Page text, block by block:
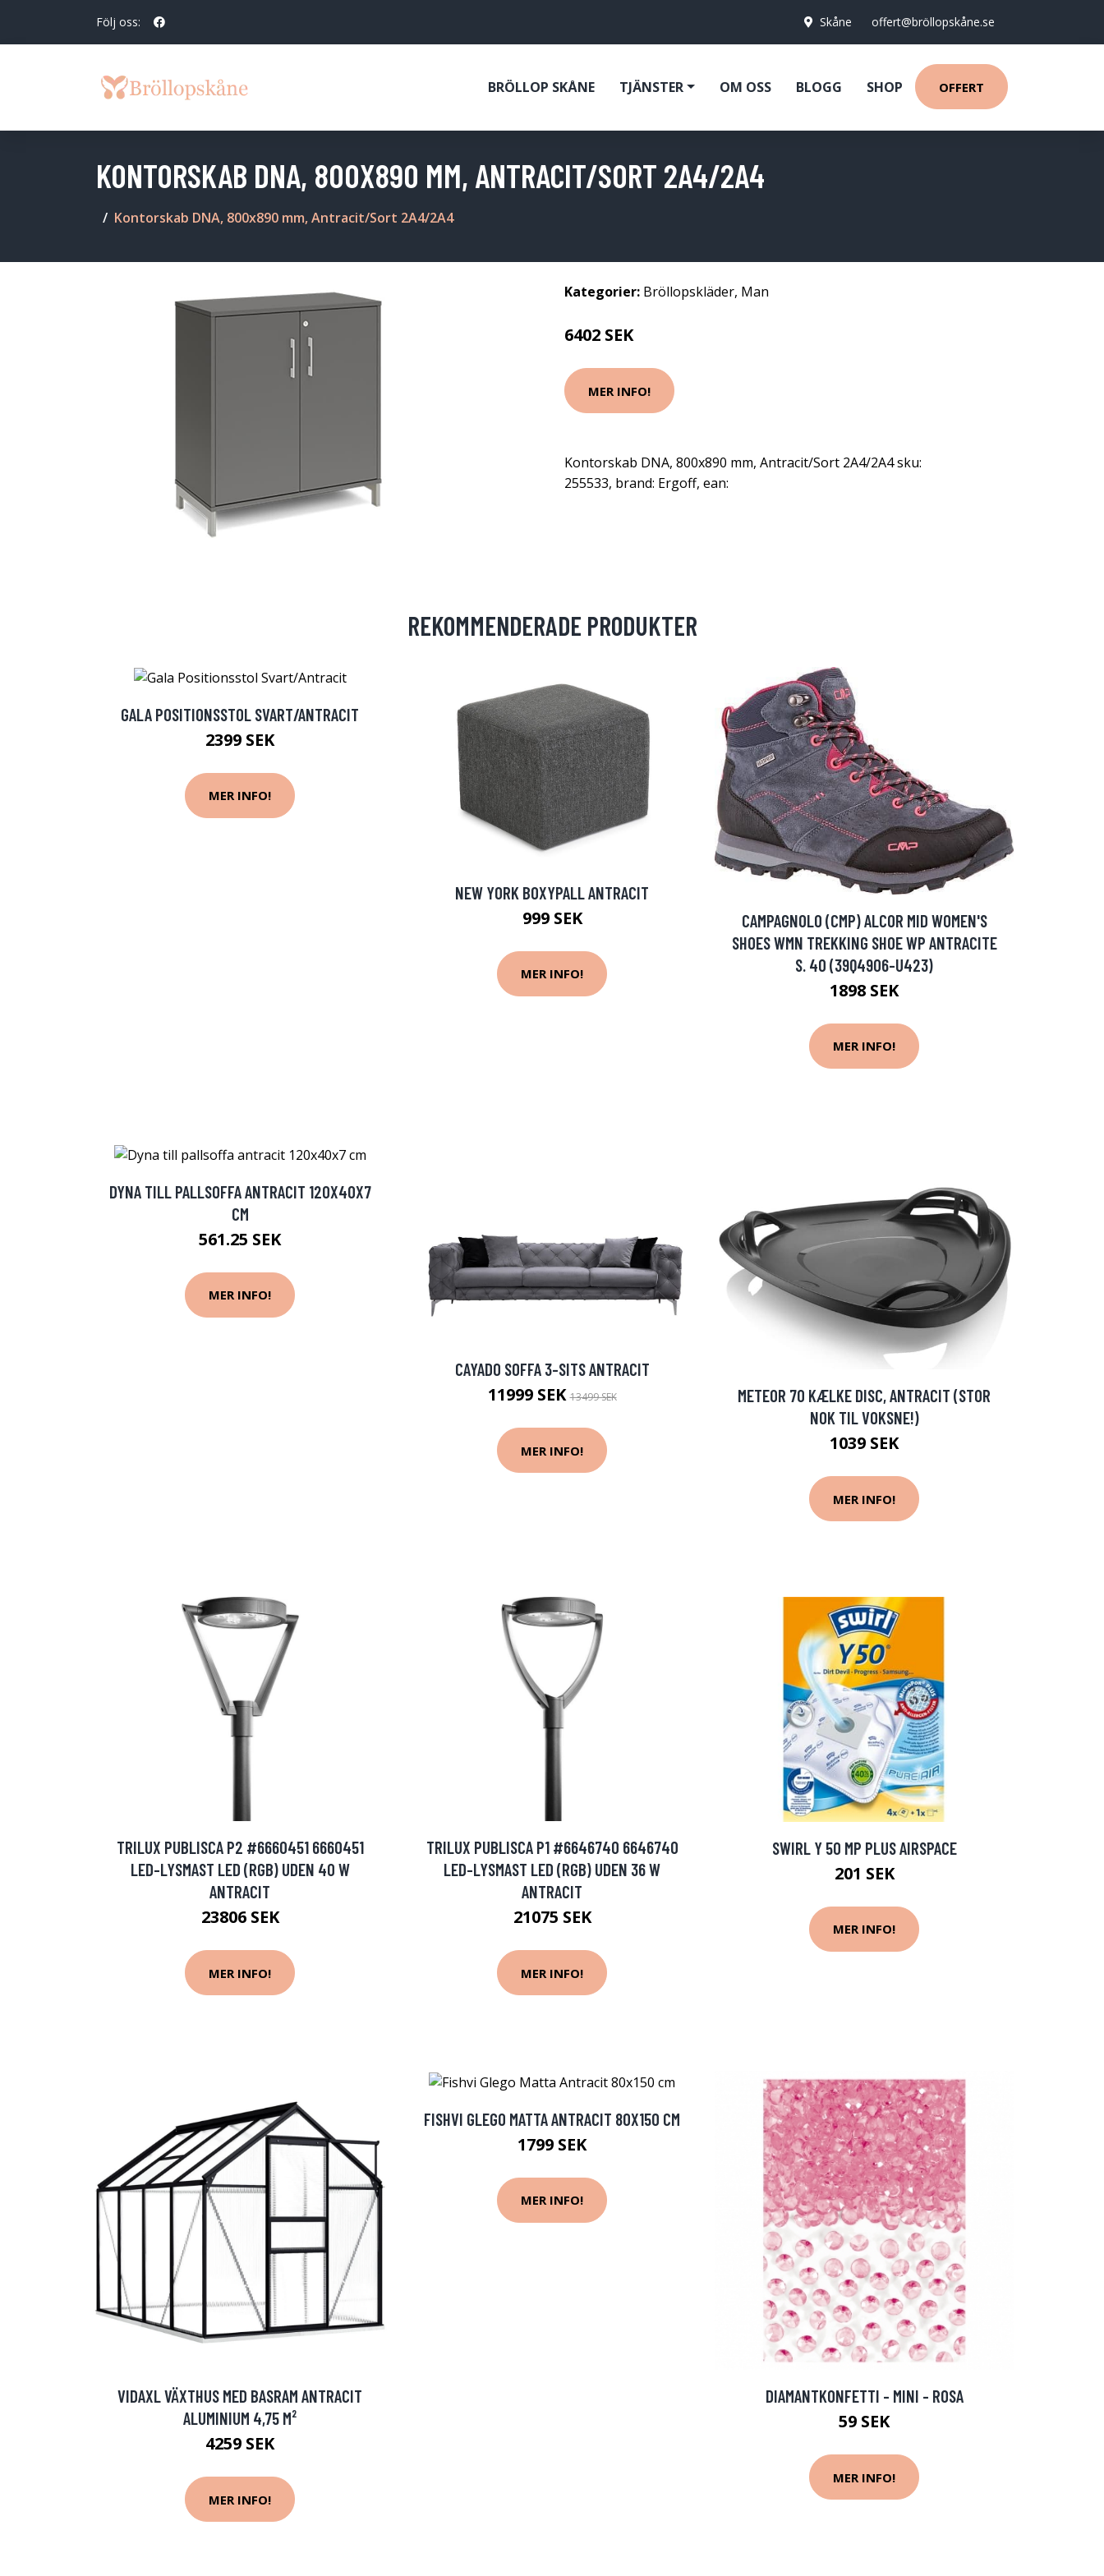
Följ oss: Skåne offert@bröllopskåne.se
BRÖLLOP SKÅNE TJÄNSTER OM OSS BLOGG SHOP OFFERT
KONTORSKAB DNA, 800X890 MM, ANTRACIT/SORT 2A4/2A4
Kontorskab DNA, 800x890 mm, Antracit/Sort 2A4/2A4
Kategorier: Bröllopskläder, Man
6402 SEK
MER INFO!
Kontorskab DNA, 800x890 mm, Antracit/Sort 2A4/2A4 sku:
255533, brand: Ergoff, ean:
REKOMMENDERADE PRODUKTER
GALA POSITIONSSTOL SVART/ANTRACIT
2399 SEK
MER INFO!
NEW YORK BOXYPALL ANTRACIT
999 SEK
MER INFO!
CAMPAGNOLO (CMP) ALCOR MID WOMEN'S
SHOES WMN TREKKING SHOE WP ANTRACITE
S. 40 (39Q4906-U423)
1898 SEK
MER INFO!
DYNA TILL PALLSOFFA ANTRACIT 120X40X7
CM
561.25 SEK
MER INFO!
CAYADO SOFFA 3-SITS ANTRACIT
11999 SEK13499 SEK
MER INFO!
METEOR 70 KÆLKE DISC, ANTRACIT (STOR
NOK TIL VOKSNE!)
1039 SEK
MER INFO!
TRILUX PUBLISCA P2 #6660451 6660451
LED-LYSMAST LED (RGB) UDEN 40 W
ANTRACIT
23806 SEK
MER INFO!
TRILUX PUBLISCA P1 #6646740 6646740
LED-LYSMAST LED (RGB) UDEN 36 W
ANTRACIT
21075 SEK
MER INFO!
SWIRL Y 50 MP PLUS AIRSPACE
201 SEK
MER INFO!
VIDAXL VÄXTHUS MED BASRAM ANTRACIT
ALUMINIUM 4,75 M²
4259 SEK
MER INFO!
FISHVI GLEGO MATTA ANTRACIT 80X150 CM
1799 SEK
MER INFO!
DIAMANTKONFETTI - MINI - ROSA
59 SEK
MER INFO!